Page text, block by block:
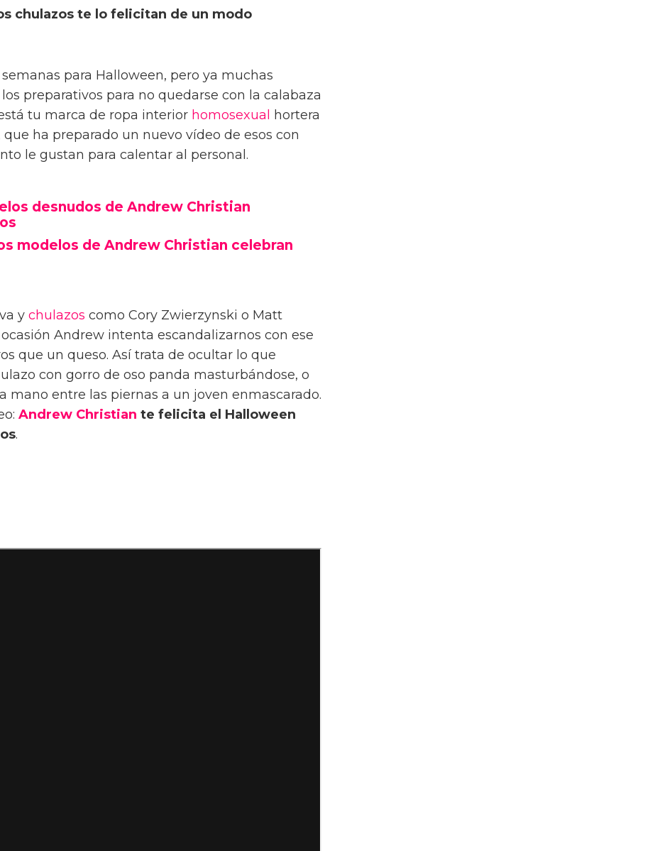
chulazos te lo felicitan de un modo
para Halloween, pero ya muchas
preparativos para no quedarse con la calabaza
tu marca de ropa interior homosexual
hortera
ha preparado un nuevo vídeo de esos con
le gustan para calentar al personal.
desnudos de Andrew Christian
modelos de Andrew Christian celebran
y chulazos como Cory Zwierzynski o Matt
Andrew intenta escandalizarnos con ese
que un queso. Así trata de ocultar lo que
con gorro de oso panda masturbándose, o
mano entre las piernas a un joven enmascarado.
Andrew Christian te felicita el Halloween
.